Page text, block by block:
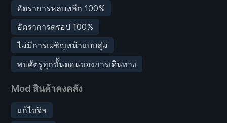
อัตราการหลบหลีก 100%
อัตราการดรอป 100%
ไม่มีการเผชิญหน้าแบบสุ่ม
พบศัตรูทุกขั้นตอนของการเดินทาง
Mod สินค้าคงคลัง
แก้ไขจิล